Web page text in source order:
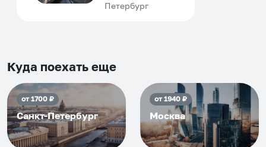
договориться, подскажет
приезжать еще...
Петербург
Куда поехать еще
от1700₽
Санкт-Петербург
от1940₽
Москва